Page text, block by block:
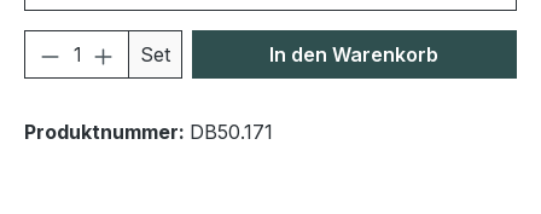
Produkt Anzahl: Gib den
Set In den Warenkorb
Produktnummer: DB50.171